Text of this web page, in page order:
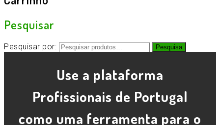
Pesquisar
Pesquisar por: Pesquisa
Use a plataforma
Profissionais de Portugal
como uma ferramenta para o